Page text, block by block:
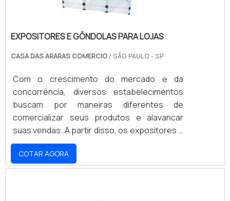
EXPOSITORES E GÔNDOLAS PARA LOJAS
CASA DAS ARARAS COMERCIO / SÃO PAULO - SP
Com o crescimento do mercado e da
concorrência, diversos estabelecimentos
buscam por maneiras diferentes de
comercializar seus produtos e alavancar
suas vendas. A partir disso, os expositores e
gôndolas são peças essenciais para garantir
que os clientes tenham acesso aos
produtos e possam visualizar os diferentes
COTAR AGORA